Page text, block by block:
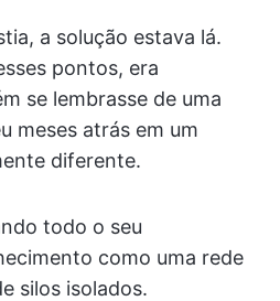
a solução estava lá.
pontos, era
se lembrasse de uma
meses atrás em um
diferente.
todo o seu
como uma rede
silos isolados.